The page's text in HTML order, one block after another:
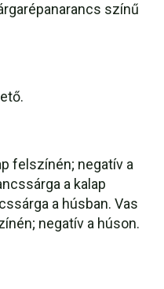
színű
felszínén; negatív a
a kalap
a húsban. Vas
negatív a húson.